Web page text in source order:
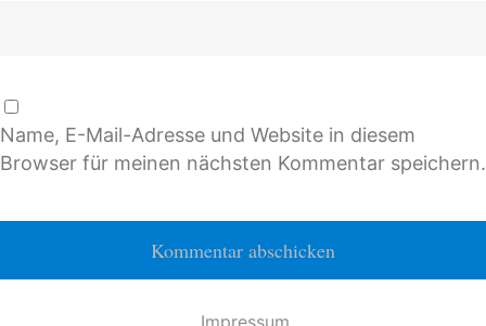
Name, E-Mail-Adresse und Website in diesem
Browser für meinen nächsten Kommentar speichern.
Impressum